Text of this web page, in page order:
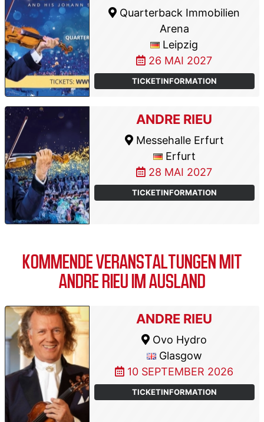
Quarterback Immobilien
Arena
Leipzig
26 MAI 2027
TICKETINFORMATION
ANDRE RIEU
Messehalle Erfurt
Erfurt
28 MAI 2027
TICKETINFORMATION
KOMMENDE VERANSTALTUNGEN MIT
ANDRE RIEU IM AUSLAND
ANDRE RIEU
Ovo Hydro
Glasgow
10 SEPTEMBER 2026
TICKETINFORMATION